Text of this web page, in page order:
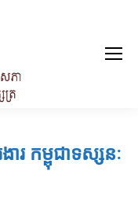
ារ កម្ពុជាទស្សនៈ